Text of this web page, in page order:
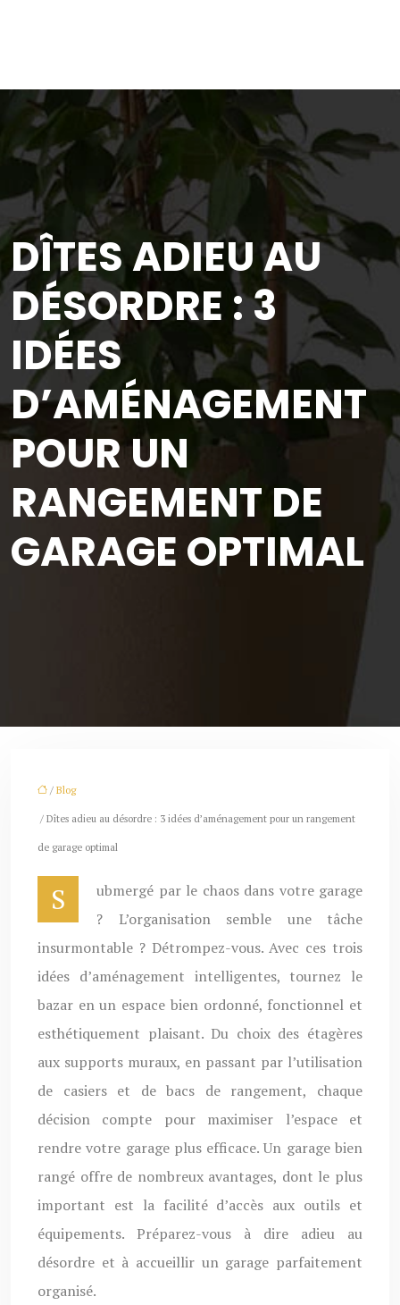
DÎTES ADIEU AU
DÉSORDRE : 3
IDÉES
D’AMÉNAGEMENT
POUR UN
RANGEMENT DE
GARAGE OPTIMAL
/ Blog
/ Dîtes adieu au désordre : 3 idées d’aménagement pour un rangement
de garage optimal
Submergé par le chaos dans votre garage
? L’organisation semble une tâche
insurmontable ? Détrompez-vous. Avec ces trois
idées d’aménagement intelligentes, tournez le
bazar en un espace bien ordonné, fonctionnel et
esthétiquement plaisant. Du choix des étagères
aux supports muraux, en passant par l’utilisation
de casiers et de bacs de rangement, chaque
décision compte pour maximiser l’espace et
rendre votre garage plus efficace. Un garage bien
rangé offre de nombreux avantages, dont le plus
important est la facilité d’accès aux outils et
équipements. Préparez-vous à dire adieu au
désordre et à accueillir un garage parfaitement
organisé.